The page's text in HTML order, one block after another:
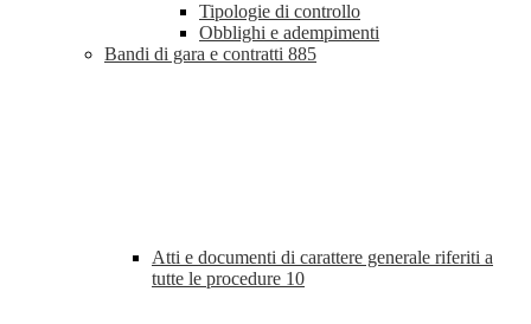
Tipologie di controllo
Obblighi e adempimenti
Bandi di gara e contratti 885
Atti e documenti di carattere generale riferiti a
tutte le procedure 10